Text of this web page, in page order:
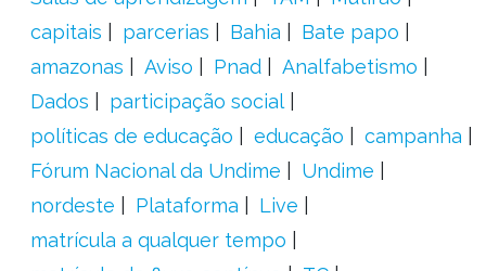
capitais
parcerias Bahia
Bate papo
amazonas
Aviso Pnad
Analfabetismo
Dados
participação social
políticas de educação
educação
campanha
Fórum Nacional da Undime
Undime
nordeste
Plataforma
Live
matrícula a qualquer tempo